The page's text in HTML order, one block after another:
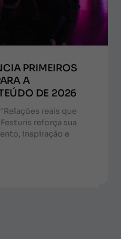
PRIMEIROS
A
DE 2026
reais que
reforça sua
inspiração e